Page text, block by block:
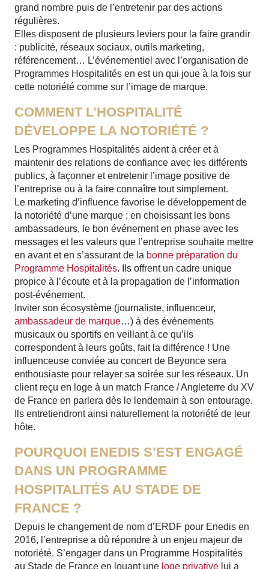
grand nombre puis de l’entretenir par des actions
régulières.
Elles disposent de plusieurs leviers pour la faire grandir
: publicité, réseaux sociaux, outils marketing,
référencement… L’événementiel avec l’organisation de
Programmes Hospitalités en est un qui joue à la fois sur
cette notoriété comme sur l’image de marque.
COMMENT L’HOSPITALITÉ
DÉVELOPPE LA NOTORIÉTÉ ?
Les Programmes Hospitalités aident à créer et à
maintenir des relations de confiance avec les différents
publics, à façonner et entretenir l’image positive de
l’entreprise ou à la faire connaître tout simplement.
Le marketing d’influence favorise le développement de
la notoriété d’une marque ; en choisissant les bons
ambassadeurs, le bon événement en phase avec les
messages et les valeurs que l’entreprise souhaite mettre
en avant et en s’assurant de la bonne préparation du
Programme Hospitalités. Ils offrent un cadre unique
propice à l’écoute et à la propagation de l’information
post-événement.
Inviter son écosystème (journaliste, influenceur,
ambassadeur de marque…) à des événements
musicaux ou sportifs en veillant à ce qu’ils
correspondent à leurs goûts, fait la différence ! Une
influenceuse conviée au concert de Beyonce sera
enthousiaste pour relayer sa soirée sur les réseaux. Un
client reçu en loge à un match France / Angleterre du XV
de France en parlera dès le lendemain à son entourage.
Ils entretiendront ainsi naturellement la notoriété de leur
hôte.
POURQUOI ENEDIS S’EST ENGAGÉ
DANS UN PROGRAMME
HOSPITALITÉS AU STADE DE
FRANCE ?
Depuis le changement de nom d’ERDF pour Enedis en
2016, l’entreprise a dû répondre à un enjeu majeur de
notoriété. S’engager dans un Programme Hospitalités
au Stade de France en louant une loge privative lui a